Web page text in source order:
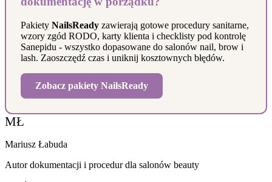
Pakiety NailsReady zawierają gotowe procedury sanitarne,
wzory zgód RODO, karty klienta i checklisty pod kontrolę
Sanepidu - wszystko dopasowane do salonów nail, brow i
lash. Zaoszczędź czas i uniknij kosztownych błędów.
Zobacz pakiety NailsReady
MŁ
Mariusz Łabuda
Autor dokumentacji i procedur dla salonów beauty